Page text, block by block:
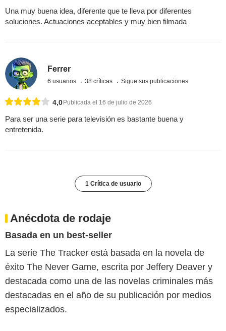
Una muy buena idea, diferente que te lleva por diferentes
soluciones. Actuaciones aceptables y muy bien filmada
Ferrer
6 usuarios 38 críticas Sigue sus publicaciones
4,0Publicada el 16 de julio de 2026
Para ser una serie para televisión es bastante buena y
entretenida.
1 Crítica de usuario
Anécdota de rodaje
Basada en un best-seller
La serie The Tracker está basada en la novela de
éxito The Never Game, escrita por Jeffery Deaver y
destacada como una de las novelas criminales más
destacadas en el año de su publicación por medios
especializados.